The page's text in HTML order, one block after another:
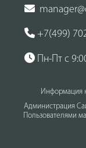
+7(499)
Пн-Пт с
Информация
Администрация
Пользователями